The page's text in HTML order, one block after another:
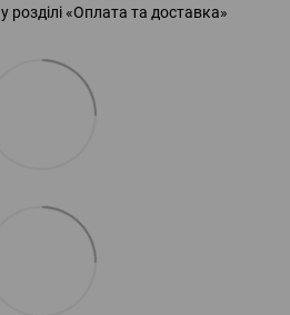
у розділі «Оплата та доставка»